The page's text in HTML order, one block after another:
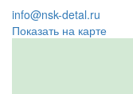
info@nsk-detal.ru
Показать на карте